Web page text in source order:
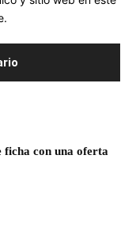
ficha con una oferta